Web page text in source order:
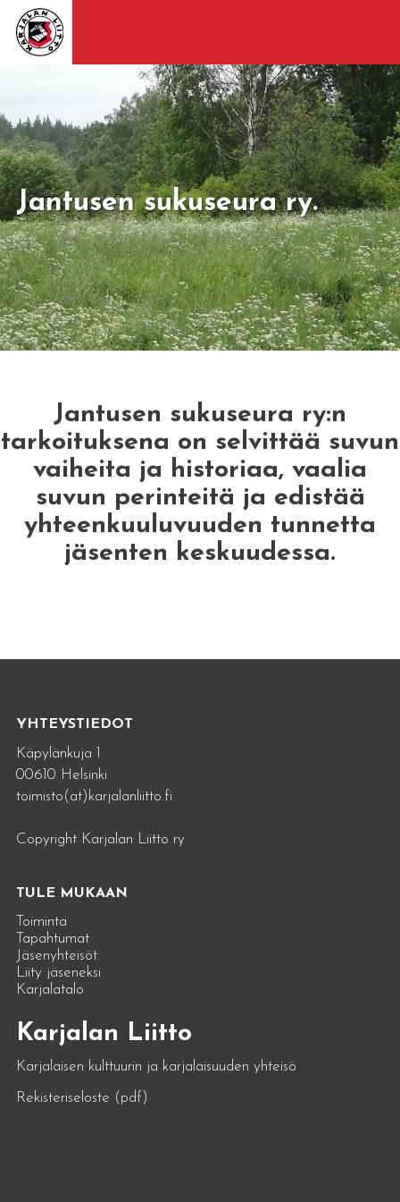
Jantusen sukuseura ry.
Jantusen sukuseura ry:n
tarkoituksena on selvittää suvun
vaiheita ja historiaa, vaalia
suvun perinteitä ja edistää
yhteenkuuluvuuden tunnetta
jäsenten keskuudessa.
YHTEYSTIEDOT
Käpylänkuja 1
00610 Helsinki
toimisto(at)karjalanliitto.fi
Copyright Karjalan Liitto ry
TULE MUKAAN
Toiminta
Tapahtumat
Jäsenyhteisöt
Liity jäseneksi
Karjalatalo
Karjalan Liitto
Karjalaisen kulttuurin ja karjalaisuuden yhteisö
Rekisteriseloste (pdf)